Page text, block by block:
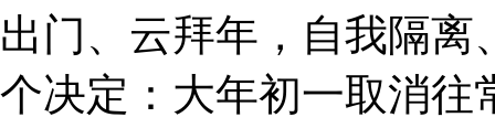
出门、云拜年，自我隔
个决定：大年初一取消往